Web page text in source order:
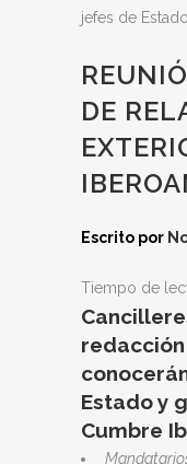
DE
Escrito por
Tiempo de
Estado y
Cumbre